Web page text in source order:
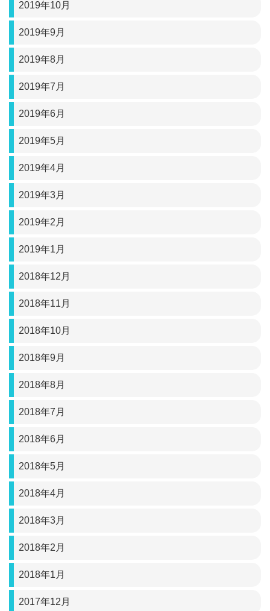
2019年10月
2019年9月
2019年8月
2019年7月
2019年6月
2019年5月
2019年4月
2019年3月
2019年2月
2019年1月
2018年12月
2018年11月
2018年10月
2018年9月
2018年8月
2018年7月
2018年6月
2018年5月
2018年4月
2018年3月
2018年2月
2018年1月
2017年12月